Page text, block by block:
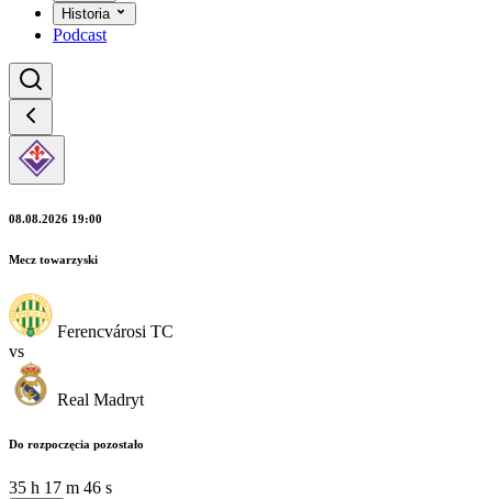
Historia
Podcast
08.08.2026 19:00
Mecz towarzyski
Ferencvárosi TC
vs
Real Madryt
Do rozpoczęcia pozostało
35 h 17 m 45 s